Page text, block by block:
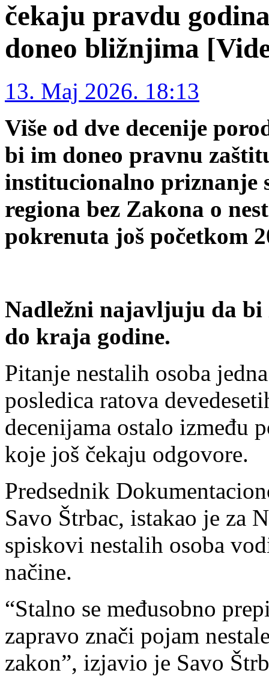
čekaju pravdu
doneo bližnjima
13. Maj 2026. 18:13
Više od dve decenije
bi im doneo pravnu
institucionalno priznanje
regiona bez Zakona o
pokrenuta još početkom
Nadležni najavljuju da bi
do kraja godine.
Pitanje nestalih osoba
posledica ratova
decenijama ostalo između
koje još čekaju odgovore.
Predsednik
Savo Štrbac, istakao je za
spiskovi nestalih osoba
načine.
“Stalno se međusobno
zapravo znači pojam
zakon”, izjavio je Savo